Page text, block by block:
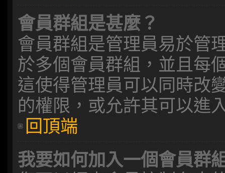
會員群組是甚麼？
會員群組是管理員易於管
於多個會員群組，並且每
這使得管理員可以同時改
的權限，或允許其可以進
回頂端
我要如何加入一個會員群